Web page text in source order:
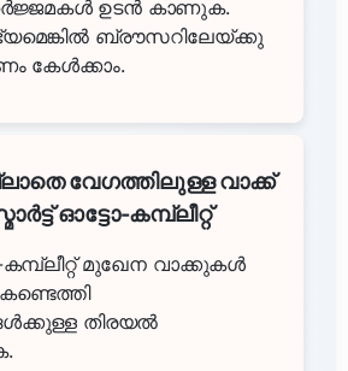
ഉടൻ കാണുക.
ബ്രൗസറിലേയ്ക്കു
കേൾക്കാം.
വേഗത്തിലുള്ള വാക്ക്
ഓട്ടോ-കമ്പ്ലീറ്റ്
കമ്പ്ലീറ്റ് മുഖേന വാക്കുകൾ
തിരയൽ